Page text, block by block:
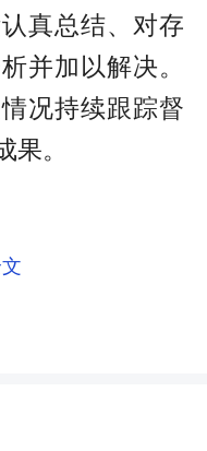
真总结、对存
并加以解决。
况持续跟踪督
果。